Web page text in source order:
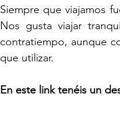
Siempre que viajamos
Nos gusta viajar
contratiempo, aunque
que utilizar.
En este link tenéis un